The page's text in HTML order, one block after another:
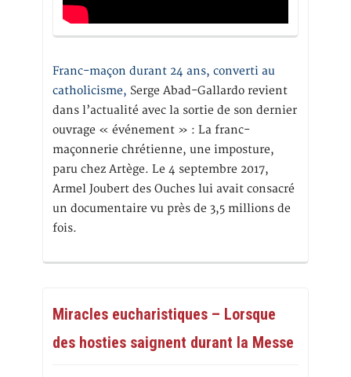
Franc-maçon durant 24 ans, converti au
catholicisme, Serge Abad-Gallardo revient
dans l’actualité avec la sortie de son dernier
ouvrage « événement » : La franc-
maçonnerie chrétienne, une imposture,
paru chez Artège. Le 4 septembre 2017,
Armel Joubert des Ouches lui avait consacré
un documentaire vu près de 3,5 millions de
fois.
Miracles eucharistiques – Lorsque
des hosties saignent durant la Messe